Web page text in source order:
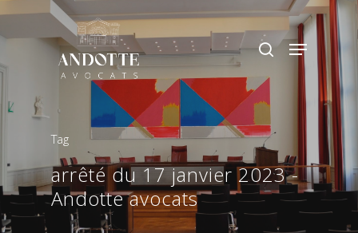
Hit enter to search or ESC to close
Tag
arrêté du 17 janvier 2023 -
Andotte avocats